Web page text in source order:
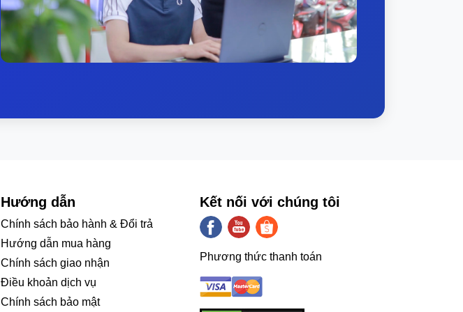
Hướng dẫn
Chính sách bảo hành & Đổi trả
Hướng dẫn mua hàng
Chính sách giao nhận
Điều khoản dịch vụ
Chính sách bảo mật
Kết nối với chúng tôi
Phương thức thanh toán